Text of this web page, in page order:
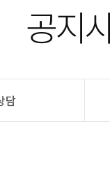
공지
담